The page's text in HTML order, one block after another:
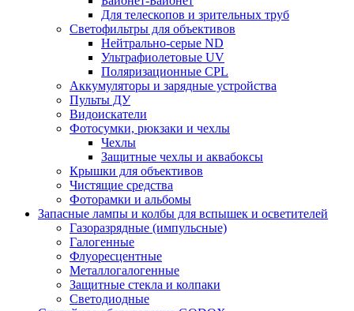
Для телескопов и зрительных труб
Светофильтры для объективов
Нейтрально-серые ND
Ультрафиолетовые UV
Поляризационные CPL
Аккумуляторы и зарядные устройства
Пульты ДУ
Видоискатели
Фотосумки, рюкзаки и чехлы
Чехлы
Защитные чехлы и аквабоксы
Крышки для объективов
Чистящие средства
Фоторамки и альбомы
Запасные лампы и колбы для вспышек и осветителей
Газоразрядные (импульсные)
Галогенные
Флуоресцентные
Металлогалогенные
Защитные стекла и колпаки
Светодиодные